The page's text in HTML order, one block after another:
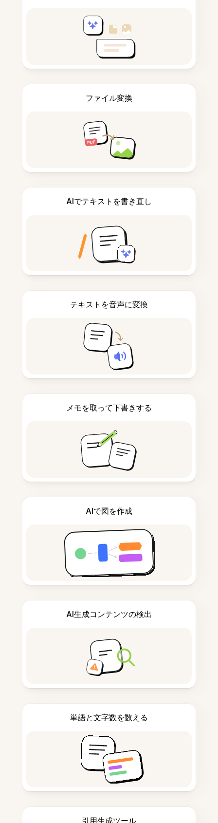
ファイル変換
AIでテキストを書き直し
テキストを音声に変換
メモを取って下書きする
AIで図を作成
AI生成コンテンツの検出
単語と文字数を数える
引用生成ツール